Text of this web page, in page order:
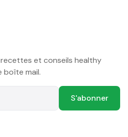
recettes et conseils healthy
boîte mail.
S'abonner